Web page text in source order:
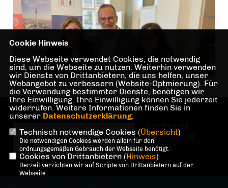
IMPRESSUM
DATENSCHUTZ
KONTAKT
Cookie Hinweis
Diese Webseite verwendet Cookies, die notwendig
sind, um die Webseite zu nutzen. Weiterhin verwenden
wir Dienste von Drittanbietern, die uns helfen, unser
Webangebot zu verbessern (Website-Optmierung). Für
die Verwendung bestimmter Dienste, benötigen wir
Ihre Einwilligung. Ihre Einwilligung können Sie jederzeit
widerrufen. Weitere Informationen finden Sie in
unserer Datenschutzerklärung.
Technisch notwendige Cookies (Übersicht)
Die notwendigen Cookies werden allein für den
ordnungsgemäßen Gebrauch der Webseite benötigt.
Cookies von Drittanbietern (Hinweis)
Derzeit verzichten wir auf Scripte von Drittanbietern auf der
Webseite.